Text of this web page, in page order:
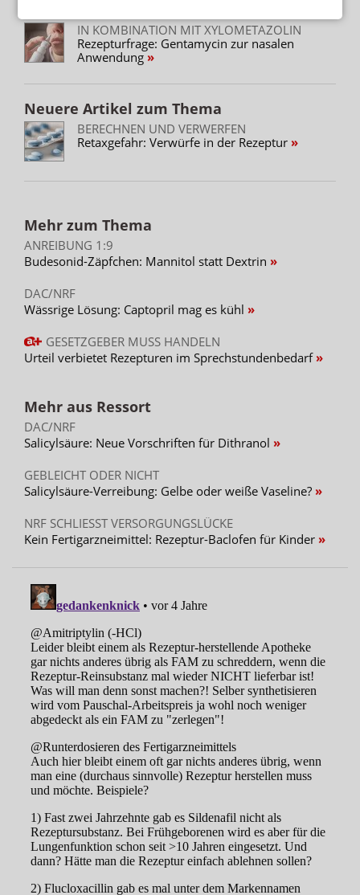
IN KOMBINATION MIT XYLOMETAZOLIN
Rezepturfrage: Gentamycin zur nasalen
Anwendung
Neuere Artikel zum Thema
BERECHNEN UND VERWERFEN
Retaxgefahr: Verwürfe in der Rezeptur
Mehr zum Thema
ANREIBUNG 1:9
Budesonid-Zäpfchen: Mannitol statt Dextrin
DAC/NRF
Wässrige Lösung: Captopril mag es kühl
GESETZGEBER MUSS HANDELN
Urteil verbietet Rezepturen im Sprechstundenbedarf
Mehr aus Ressort
DAC/NRF
Salicylsäure: Neue Vorschriften für Dithranol
GEBLEICHT ODER NICHT
Salicylsäure-Verreibung: Gelbe oder weiße Vaseline?
NRF SCHLIESST VERSORGUNGSLÜCKE
Kein Fertigarzneimittel: Rezeptur-Baclofen für Kinder